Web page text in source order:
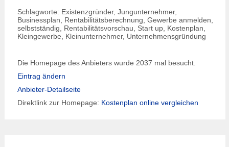
Schlagworte: Existenzgründer, Jungunternehmer,
Businessplan, Rentabilitätsberechnung, Gewerbe anmelden,
selbstständig, Rentabilitätsvorschau, Start up, Kostenplan,
Kleingewerbe, Kleinunternehmer, Unternehmensgründung
Die Homepage des Anbieters wurde 2037 mal besucht.
Eintrag ändern
Anbieter-Detailseite
Direktlink zur Homepage: Kostenplan online vergleichen